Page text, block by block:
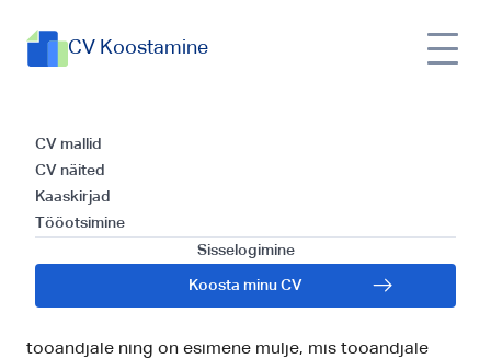
CV Koostamine
CV mallid
CV näited
Kaaskirjad
Tööotsimine
Sisselogimine
Koosta minu CV
Kuidas koostada minu
ideaalne CV-d: Näpunäited
ja juhised
Sissejuhatus on esimene samm teel oma unistuste
tööandjale ning on esimene mulje, mis tööandjale